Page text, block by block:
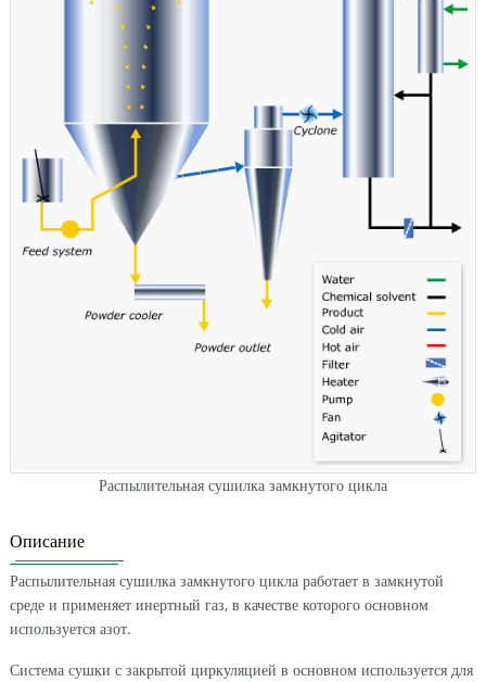
Распылительная сушилка замкнутого цикла
Описание
Распылительная сушилка замкнутого цикла работает в замкнутой
среде и применяет инертный газ, в качестве которого основном
используется азот.
Система сушки с закрытой циркуляцией в основном используется для